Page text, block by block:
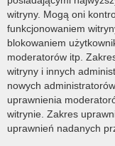
witryny. Mogą oni
funkcjonowaniem
blokowaniem
moderatorów itp.
witryny i innych
nowych
uprawnienia
witrynie. Zakres
uprawnień nadanych